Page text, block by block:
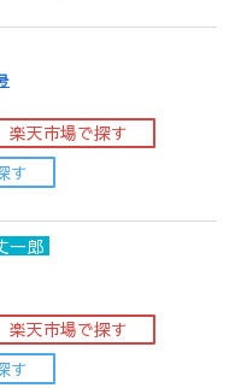
楽天市場で探す
す
一郎
楽天市場で探す
す